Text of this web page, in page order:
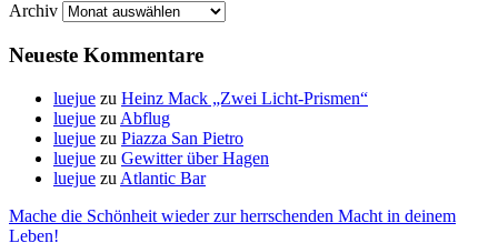
Archiv
Neueste Kommentare
luejue zu Heinz Mack „Zwei Licht-Prismen“
luejue zu Abflug
luejue zu Piazza San Pietro
luejue zu Gewitter über Hagen
luejue zu Atlantic Bar
Mache die Schönheit wieder zur herrschenden Macht in deinem
Leben!